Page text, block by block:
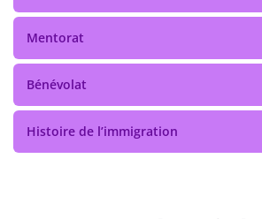
Mentorat
Bénévolat
Histoire de l’immigration